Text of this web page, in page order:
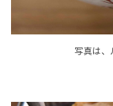
写真は、